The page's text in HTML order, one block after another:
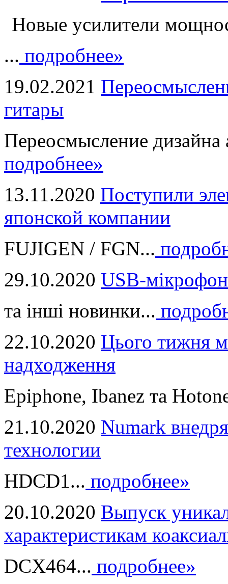
Новые усилители
... подробнее»
19.02.2021
гитары
Переосмысление дизайна
подробнее»
13.11.2020 Поступили
японской компании
FUJIGEN / FGN...
29.10.2020 USB-
та інші новинки...
22.10.2020 Цього тижня
надходження
Epiphone, Ibanez та
21.10.2020 Numark
технологии
HDCD1... подробнее»
20.10.2020 Выпуск
характеристикам
DCX464... подробнее»